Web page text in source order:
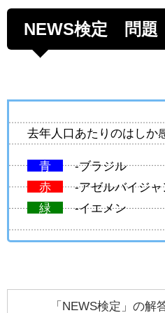
NEWS検定 問題
去年人口あたりのはしか
青
-ブラジル
赤
-アゼルバイジャ
緑
-イエメン
「NEWS検定」の解